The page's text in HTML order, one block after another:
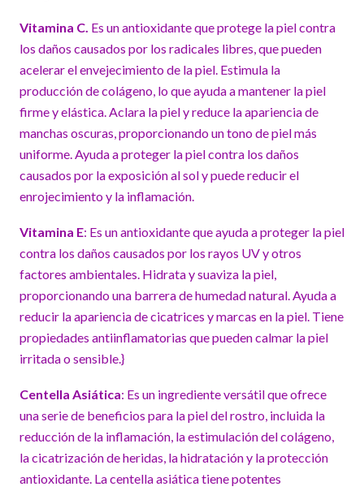
Vitamina C. Es un antioxidante que protege la piel contra
los daños causados por los radicales libres, que pueden
acelerar el envejecimiento de la piel. Estimula la
producción de colágeno, lo que ayuda a mantener la piel
firme y elástica. Aclara la piel y reduce la apariencia de
manchas oscuras, proporcionando un tono de piel más
uniforme. Ayuda a proteger la piel contra los daños
causados por la exposición al sol y puede reducir el
enrojecimiento y la inflamación.
Vitamina E: Es un antioxidante que ayuda a proteger la piel
contra los daños causados por los rayos UV y otros
factores ambientales. Hidrata y suaviza la piel,
proporcionando una barrera de humedad natural. Ayuda a
reducir la apariencia de cicatrices y marcas en la piel. Tiene
propiedades antiinflamatorias que pueden calmar la piel
irritada o sensible.}
Centella Asiática: Es un ingrediente versátil que ofrece
una serie de beneficios para la piel del rostro, incluida la
reducción de la inflamación, la estimulación del colágeno,
la cicatrización de heridas, la hidratación y la protección
antioxidante. La centella asiática tiene potentes